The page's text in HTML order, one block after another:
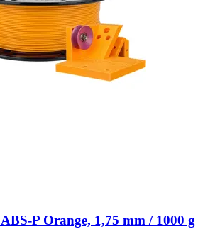
ABS-​P Orange, 1,75 mm / 1000 g